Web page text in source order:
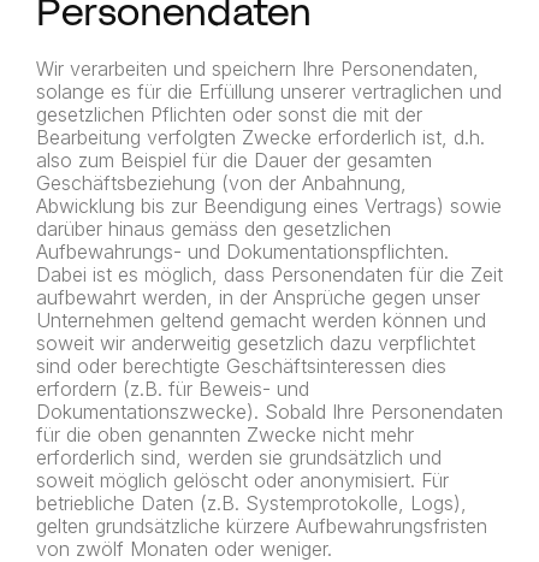
Personendaten
Wir verarbeiten und speichern Ihre Personendaten,
solange es für die Erfüllung unserer vertraglichen und
gesetzlichen Pflichten oder sonst die mit der
Bearbeitung verfolgten Zwecke erforderlich ist, d.h.
also zum Beispiel für die Dauer der gesamten
Geschäftsbeziehung (von der Anbahnung,
Abwicklung bis zur Beendigung eines Vertrags) sowie
darüber hinaus gemäss den gesetzlichen
Aufbewahrungs- und Dokumentationspflichten.
Dabei ist es möglich, dass Personendaten für die Zeit
aufbewahrt werden, in der Ansprüche gegen unser
Unternehmen geltend gemacht werden können und
soweit wir anderweitig gesetzlich dazu verpflichtet
sind oder berechtigte Geschäftsinteressen dies
erfordern (z.B. für Beweis- und
Dokumentationszwecke). Sobald Ihre Personendaten
für die oben genannten Zwecke nicht mehr
erforderlich sind, werden sie grundsätzlich und
soweit möglich gelöscht oder anonymisiert. Für
betriebliche Daten (z.B. Systemprotokolle, Logs),
gelten grundsätzliche kürzere Aufbewahrungsfristen
von zwölf Monaten oder weniger.